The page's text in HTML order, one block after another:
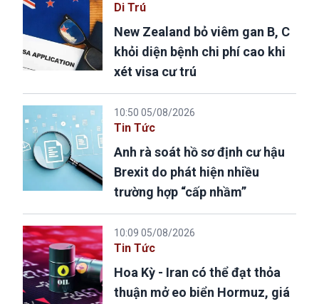
Di Trú
New Zealand bỏ viêm gan B, C
khỏi diện bệnh chi phí cao khi
xét visa cư trú
10:50 05/08/2026
Tin Tức
Anh rà soát hồ sơ định cư hậu
Brexit do phát hiện nhiều
trường hợp “cấp nhầm”
10:09 05/08/2026
Tin Tức
Hoa Kỳ - Iran có thể đạt thỏa
thuận mở eo biển Hormuz, giá